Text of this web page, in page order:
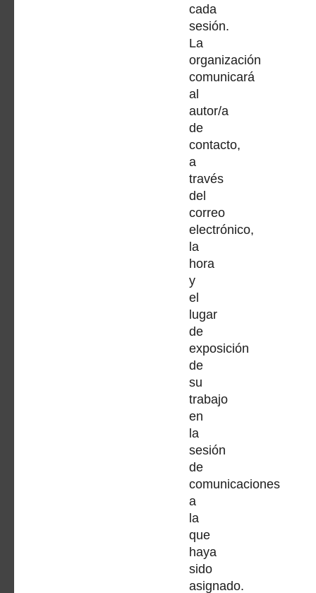
cada
sesión.
La
organización
comunicará
al
autor/a
de
contacto,
a
través
del
correo
electrónico,
la
hora
y
el
lugar
de
exposición
de
su
trabajo
en
la
sesión
de
comunicaciones
a
la
que
haya
sido
asignado.